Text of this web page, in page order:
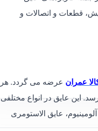
قطعات و اتصالات و
عمران عرضه می گردد. هر
این عایق در انواع مختلفی
عایق الاستومری